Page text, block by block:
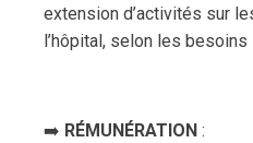
extension d’activités sur
l’hôpital, selon les besoins
➡️ RÉMUNÉRATION :